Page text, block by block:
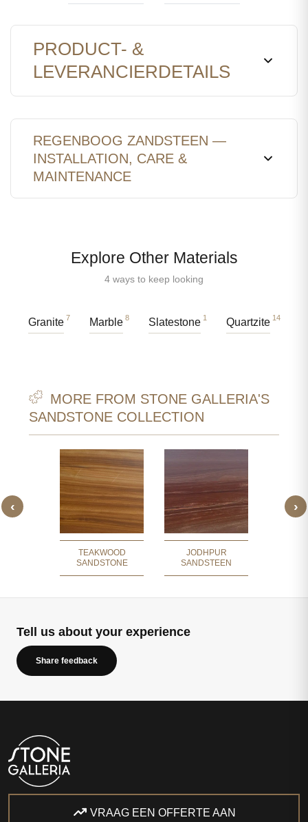
PRODUCT- &
LEVERANCIERDETAILS
REGENBOOG ZANDSTEEN —
INSTALLATION, CARE &
MAINTENANCE
Explore Other Materials
4 ways to keep looking
Granite 7 Marble 8 Slatestone 1 Quartzite 14
MORE FROM STONE GALLERIA'S
SANDSTONE COLLECTION
‹
TEAKWOOD
SANDSTONE
JODHPUR
SANDSTEEN
›
Tell us about your experience
Share feedback
VRAAG EEN OFFERTE AAN